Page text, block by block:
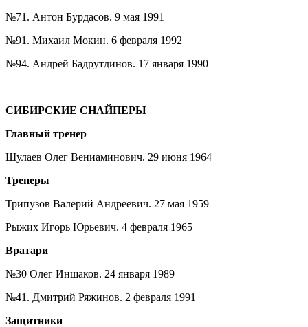
№71. Антон Бурдасов. 9 мая 1991
№91. Михаил Мокин. 6 февраля 1992
№94. Андрей Бадрутдинов. 17 января 1990
СИБИРСКИЕ СНАЙПЕРЫ
Главный тренер
Шулаев Олег Вениаминович. 29 июня 1964
Тренеры
Трипузов Валерий Андреевич. 27 мая 1959
Рыжих Игорь Юрьевич. 4 февраля 1965
Вратари
№30 Олег Иншаков. 24 января 1989
№41. Дмитрий Ряжинов. 2 февраля 1991
Защитники